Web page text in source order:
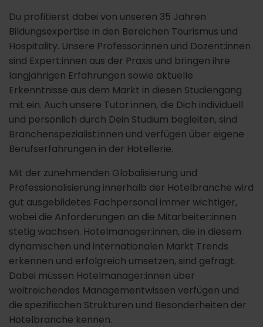
Du profitierst dabei von unseren 35 Jahren
Bildungsexpertise in den Bereichen Tourismus und
Hospitality. Unsere Professor:innen und Dozent:innen
sind Expert:innen aus der Praxis und bringen ihre
langjährigen Erfahrungen sowie aktuelle
Erkenntnisse aus dem Markt in diesen Studiengang
mit ein. Auch unsere Tutor:innen, die Dich individuell
und persönlich durch Dein Studium begleiten, sind
Branchenspezialist:innen und verfügen über eigene
Berufserfahrungen in der Hotellerie.
Mit der zunehmenden Globalisierung und
Professionalisierung innerhalb der Hotelbranche wird
gut ausgebildetes Fachpersonal immer wichtiger,
wobei die Anforderungen an die Mitarbeiter:innen
stetig wachsen. Hotelmanager:innen, die in diesem
dynamischen und internationalen Markt Trends
erkennen und erfolgreich umsetzen, sind gefragt.
Dabei müssen Hotelmanager:innen über
weitreichendes Managementwissen verfügen und
die spezifischen Strukturen und Besonderheiten der
Hotelbranche kennen.